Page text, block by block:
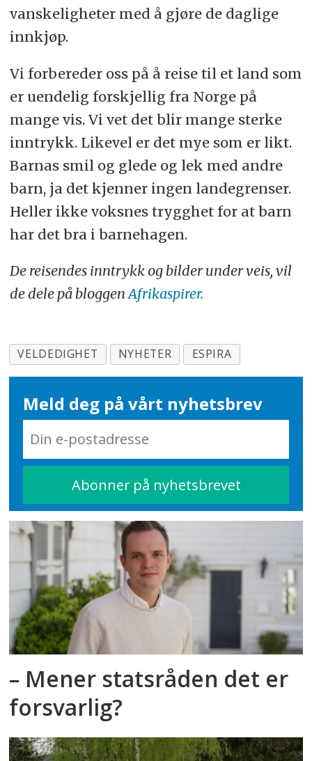
vanskeligheter med å gjøre de daglige
innkjøp.
Vi forbereder oss på å reise til et land som
er uendelig forskjellig fra Norge på
mange vis. Vi vet det blir mange sterke
inntrykk. Likevel er det mye som er likt.
Barnas smil og glede og lek med andre
barn, ja det kjenner ingen landegrenser.
Heller ikke voksnes trygghet for at barn
har det bra i barnehagen.
De reisendes inntrykk og bilder under veis, vil
de dele på bloggenAfrikaspirer.
VELDEDIGHET NYHETER ESPIRA
Meld deg på vårt nyhetsbrev
– Mener statsråden det er
forsvarlig?